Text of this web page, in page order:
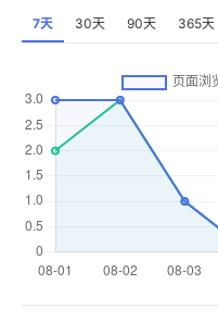
7天 30天 90天 365天